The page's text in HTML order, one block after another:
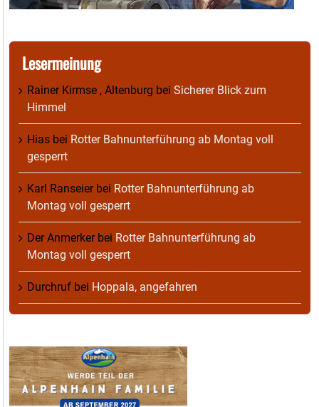
Lesermeinung
Rainer Kirmse , Altenburg bei Sicherer Blick zum
Himmel
Hias bei Rotter Bahnunterführung ab Montag voll
gesperrt
Karl Ranseierbei Rotter Bahnunterführung ab
Montag voll gesperrt
Der Anmerkerbei Rotter Bahnunterführung ab
Montag voll gesperrt
Durchruf bei Hoppala, angefahren